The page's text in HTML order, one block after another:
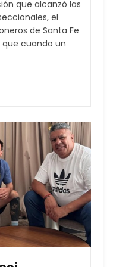
que alcanzó las
el
de Santa Fe
cuando un